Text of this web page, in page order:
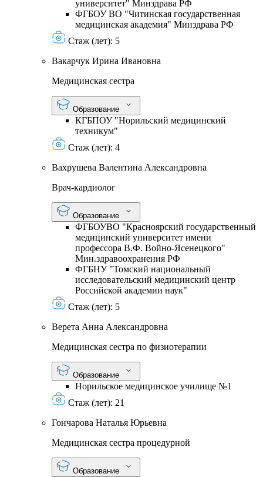
университет" Минздрава РФ
ФГБОУ ВО "Читинская государственная
медицинская академия" Минздрава РФ
Стаж (лет): 5
Вакарчук Ирина Ивановна
Медицинская сестра
Образование
КГБПОУ "Норильский медицинский
техникум"
Стаж (лет): 4
Вахрушева Валентина Александровна
Врач-кардиолог
Образование
ФГБОУВО "Красноярский государственный
медицинский университет имени
профессора В.Ф. Войно-Ясенецкого"
Мин.здравоохранения РФ
ФГБНУ "Томский национальный
исследовательский медицинский центр
Российской академии наук"
Стаж (лет): 5
Верета Анна Александровна
Медицинская сестра по физиотерапии
Образование
Норильское медицинское училище №1
Стаж (лет): 21
Гончарова Наталья Юрьевна
Медицинская сестра процедурной
Образование